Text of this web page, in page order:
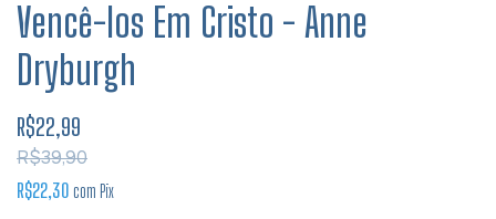
Vencê-los Em Cristo - Anne
Dryburgh
R$22,99
R$39,90
R$22,30 com Pix